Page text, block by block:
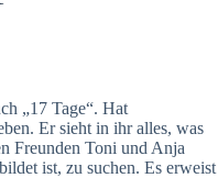
„17 Tage“. Hat
Er sieht in ihr alles, was
Freunden Toni und Anja
ist, zu suchen. Es erweist